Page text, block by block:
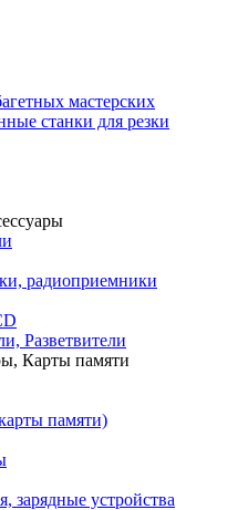
мастерских
станки для резки
радиоприемники
Разветвители
Карты памяти
памяти)
зарядные устройства